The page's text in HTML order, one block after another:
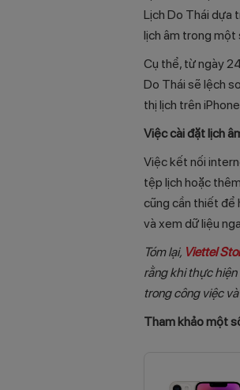
Lịch Do Thái dựa
lịch âm trong một
Cụ thể, từ ngày
Do Thái sẽ lệch
thị lịch trên
Việc cài đặt lịch
Việc kết nối
tệp lịch hoặc
cũng cần thiết để
và xem dữ liệu
Tóm lại, Viettel
rằng khi thực
trong công việc
Tham khảo một